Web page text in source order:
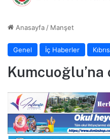
Anasayfa / Manşet
Genel İç Haberler Kıbrıs
Kumcuoğlu’na